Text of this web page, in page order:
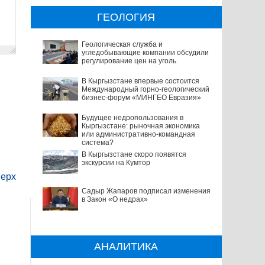
ГЕОЛОГИЯ
Геологическая служба и
угледобывающие компании обсудили
регулирование цен на уголь
В Кыргызстане впервые состоится
Международный горно-геологический
бизнес-форум «МИНГЕО Евразия»
Будущее недропользования в
Кыргызстане: рыночная экономика
или административно-командная
система?
В Кыргызстане скоро появятся
экскурсии на Кумтор
Садыр Жапаров подписал изменения
в Закон «О недрах»
АНАЛИТИКА